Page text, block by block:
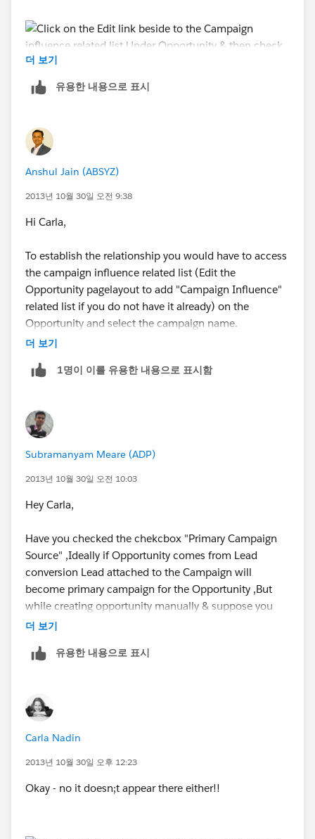
더 보기
유용한 내용으로 표시
Anshul Jain (ABSYZ)
2013년 10월 30일 오전 9:38
Hi Carla,
To establish the relationship you would have to access
the campaign influence related list (Edit the
Opportunity pagelayout to add "Campaign Influence"
related list if you do not have it already) on the
Opportunity and select the campaign name.
Let me know if this helps.
Anshul Jain
더 보기
1명이 이를 유용한 내용으로 표시함
Subramanyam Meare (ADP)
2013년 10월 30일 오전 10:03
Hey Carla,
Have you checked the chekcbox "Primary Campaign
Source" ,Ideally if Opportunity comes from Lead
conversion Lead attached to the Campaign will
become primary campaign for the Opportunity ,But
while creating opportunity manually & suppose you
have N number of campaigns the User will have
one of the Campaign which will add 100% credit to
Hope it helps you,
Subbu.
더 보기
유용한 내용으로 표시
Carla Nadin
2013년 10월 30일 오후 12:23
Okay - no it doesn;t appear there either!!